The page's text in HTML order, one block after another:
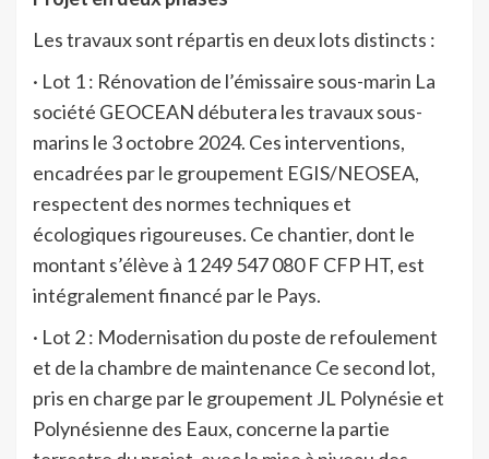
Les travaux sont répartis en deux lots distincts :
· Lot 1 : Rénovation de l’émissaire sous-marin La
société GEOCEAN débutera les travaux sous-
marins le 3 octobre 2024. Ces interventions,
encadrées par le groupement EGIS/NEOSEA,
respectent des normes techniques et
écologiques rigoureuses. Ce chantier, dont le
montant s’élève à 1 249 547 080 F CFP HT, est
intégralement financé par le Pays.
· Lot 2 : Modernisation du poste de refoulement
et de la chambre de maintenance Ce second lot,
pris en charge par le groupement JL Polynésie et
Polynésienne des Eaux, concerne la partie